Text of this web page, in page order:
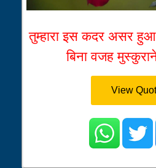
तुम्हारा इस कदर असर
बिना वजह
View